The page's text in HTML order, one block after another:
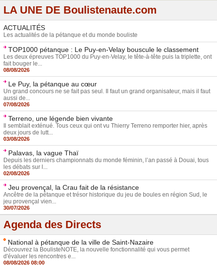
LA UNE DE Boulistenaute.com
ACTUALITÉS
Les actualités de la pétanque et du monde bouliste
TOP1000 pétanque : Le Puy-en-Velay bouscule le classement
Les deux épreuves TOP1000 du Puy-en-Velay, le tête-à-tête puis la triplette, ont
fait bouger le...
08/08/2026
Le Puy, la pétanque au cœur
Un grand concours ne se fait pas seul. Il faut un grand organisateur, mais il faut
aussi de...
07/08/2026
Terreno, une légende bien vivante
Il semblait exténué. Tous ceux qui ont vu Thierry Terreno remporter hier, après
deux jours de lutt...
03/08/2026
Palavas, la vague Thaï
Depuis les derniers championnats du monde féminin, l’an passé à Douai, tous
les débats sur l...
02/08/2026
Jeu provençal, la Crau fait de la résistance
Ancêtre de la pétanque et trésor historique du jeu de boules en région Sud, le
jeu provençal vien...
30/07/2026
Agenda des Directs
National à pétanque de la ville de Saint-Nazaire
Découvrez la BoulisteNOTE, la nouvelle fonctionnalité qui vous permet
d'évaluer les rencontres e...
08/08/2026 08:00